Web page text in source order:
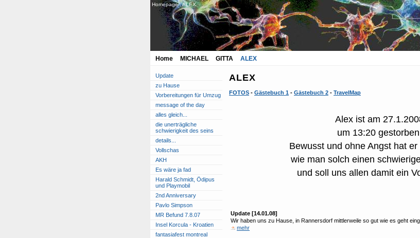
Homepage :ALEX
Home MICHAEL GITTA ALEX
Update
zu Hause
Vorbereitungen für Umzug
message of the day
alles gleich...
die unerträgliche
schwierigkeit des seins
details...
Vollschas
AKH
Es wäre ja fad
Harald Schmidt, Ödipus
und Playmobil
2nd Anniversary
Pavlo Simpson
MR Befund 7.8.07
Insel Korcula - Kroatien
fantasiafest montreal
ALEX
FOTOS - Gästebuch 1 - Gästebuch 2 - TravelMap
Alex ist am
um 13:20
Bewusst und ohne Angst hat
wie man solch einen
und soll uns allen damit ein
Update [14.01.08]
Wir haben uns zu Hause, in Rannersdorf mittlerweile so gut wie es geht
mehr